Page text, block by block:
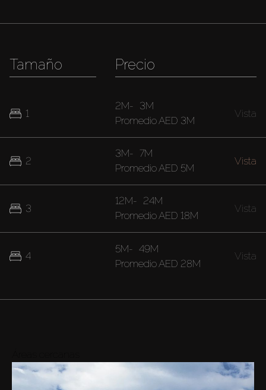
Tamaño
1
2
3
4
Precio
2M- 3M
PromedioAED 3M
Vista
3M- 7M
PromedioAED 5M
Vista
12M- 24M
PromedioAED 18M
Vista
5M- 49M
Promedio AED 28M
Vista